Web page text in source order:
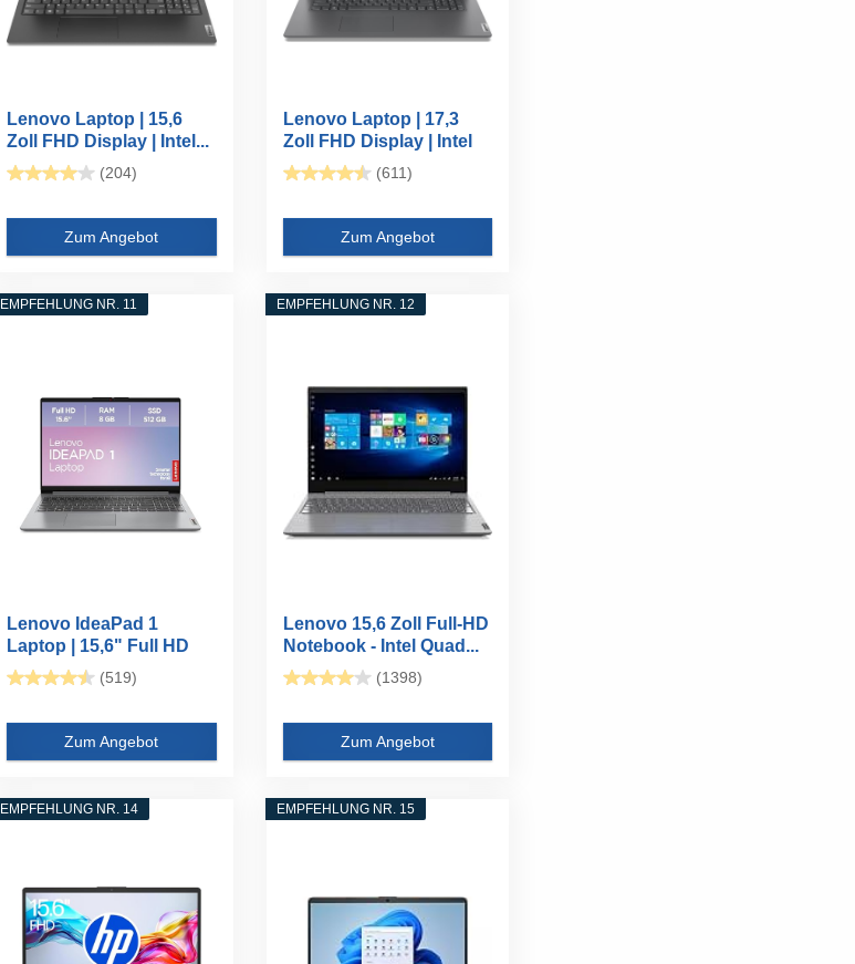
Lenovo Laptop | 15,6
Zoll FHD Display | Intel...
(204)
Zum Angebot
Lenovo Laptop | 17,3
Zoll FHD Display | Intel
U...
(611)
Zum Angebot
EMPFEHLUNG NR. 11
Lenovo IdeaPad 1
Laptop | 15,6" Full HD
Display...
(519)
Zum Angebot
EMPFEHLUNG NR. 12
Lenovo 15,6 Zoll Full-HD
Notebook - Intel Quad...
(1398)
Zum Angebot
EMPFEHLUNG NR. 14 EMPFEHLUNG NR. 15